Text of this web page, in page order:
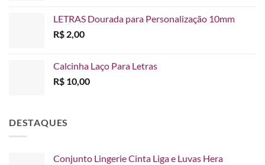
LETRAS Dourada para Personalização 10mm
R$ 2,00
Calcinha Laço Para Letras
R$ 10,00
DESTAQUES
Conjunto Lingerie Cinta Liga e Luvas Hera